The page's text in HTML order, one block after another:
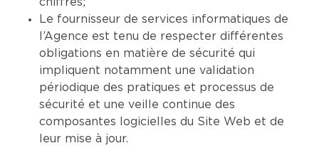
Le fournisseur de services informatiques de
l’Agence est tenu de respecter différentes
obligations en matière de sécurité qui
impliquent notamment une validation
périodique des pratiques et processus de
sécurité et une veille continue des
composantes logicielles du Site Web et de
leur mise à jour.